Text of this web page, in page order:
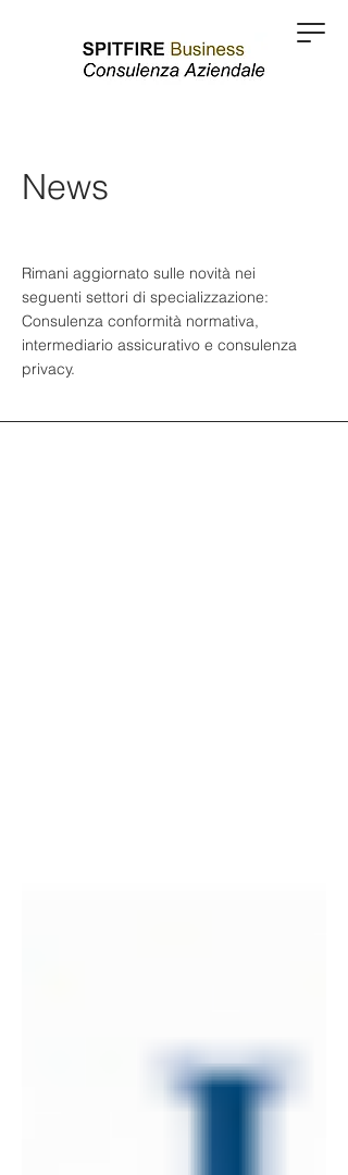
News
Rimani aggiornato sulle novità nei
seguenti settori di specializzazione:
Consulenza conformità normativa,
intermediario assicurativo e consulenza
privacy.